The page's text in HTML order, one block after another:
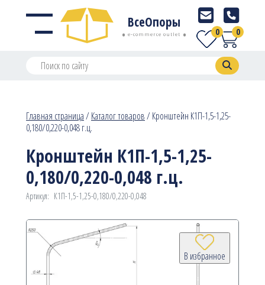
ВсеОпоры
e-commerce outlet 0
0
Главная страница/Каталог товаров/Кронштейн К1П-1,5-1,25-
0,180/0,220-0,048 г.ц.
Кронштейн К1П-1,5-1,25-
0,180/0,220-0,048 г.ц.
Артикул: К1П-1,5-1,25-0,180/0,220-0,048
В избранное